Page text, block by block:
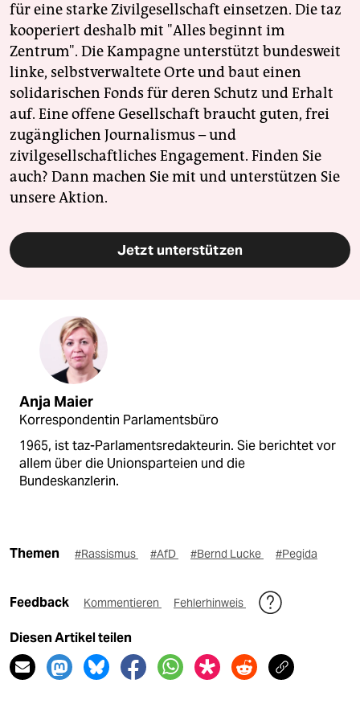
für eine starke Zivilgesellschaft einsetzen. Die taz
kooperiert deshalb mit "Alles beginnt im
Zentrum". Die Kampagne unterstützt bundesweit
linke, selbstverwaltete Orte und baut einen
solidarischen Fonds für deren Schutz und Erhalt
auf. Eine offene Gesellschaft braucht guten, frei
zugänglichen Journalismus – und
zivilgesellschaftliches Engagement. Finden Sie
auch? Dann machen Sie mit und unterstützen Sie
unsere Aktion.
Jetzt unterstützen
Anja Maier
Korrespondentin Parlamentsbüro
1965, ist taz-Parlamentsredakteurin. Sie berichtet vor
allem über die Unionsparteien und die
Bundeskanzlerin.
Themen #Rassismus #AfD #Bernd Lucke #Pegida
Feedback Kommentieren Fehlerhinweis
Diesen Artikel teilen